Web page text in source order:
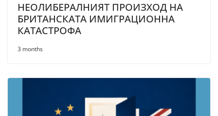
НЕОЛИБЕРАЛНИЯТ ПРОИЗХОД НА
БРИТАНСКАТА ИМИГРАЦИОННА
КАТАСТРОФА
3 months